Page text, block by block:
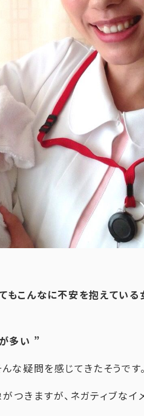
もこんなに不安を抱えてい
多い ”
な疑問を感じてきたそうです。
つきますが、ネガティブな